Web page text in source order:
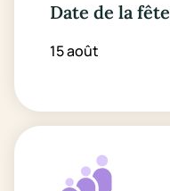
Date de la fête
15 août